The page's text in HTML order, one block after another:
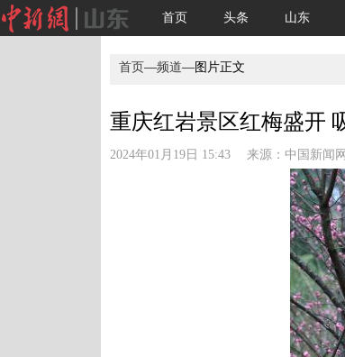
首页 头条 山东
首页—频道—图片正文
重庆红岩景区红梅盛开
2024年01月19日 15:43 来源： 中国新闻网